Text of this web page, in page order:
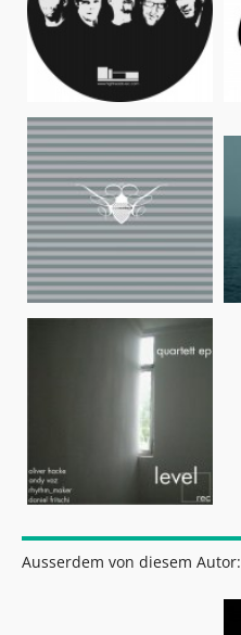
Ausserdem von diesem Autor: